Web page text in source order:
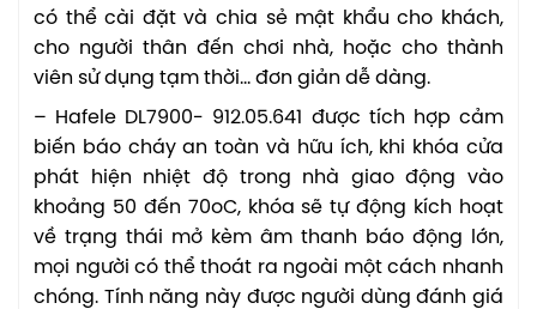
có thể cài đặt và chia sẻ mật khẩu cho khách,
cho người thân đến chơi nhà, hoặc cho thành
viên sử dụng tạm thời… đơn giản dễ dàng.
– Hafele DL7900- 912.05.641 được tích hợp cảm
biến báo cháy an toàn và hữu ích, khi khóa cửa
phát hiện nhiệt độ trong nhà giao động vào
khoảng 50 đến 70oC, khóa sẽ tự động kích hoạt
về trạng thái mở kèm âm thanh báo động lớn,
mọi người có thể thoát ra ngoài một cách nhanh
chóng. Tính năng này được người dùng đánh giá